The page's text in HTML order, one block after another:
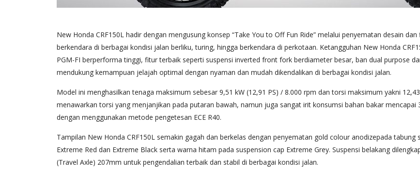
New Honda CRF150L hadir dengan mengusung konsep “Take You to Off Fun Ride” melalui penyematan desain
berkendara di berbagai kondisi jalan berliku, turing, hingga berkendara di perkotaan. Ketangguhan New Honda
PGM-FI berperforma tinggi, fitur terbaik seperti suspensi inverted front fork berdiameter besar, ban dual purpose
mendukung kemampuan jelajah optimal dengan nyaman dan mudah dikendalikan di berbagai kondisi jalan.
Model ini menghasilkan tenaga maksimum sebesar 9,51 kW (12,91 PS) / 8.000 rpm dan torsi maksimum yakni
menawarkan torsi yang menjanjikan pada putaran bawah, namun juga sangat irit konsumsi bahan bakar
dengan menggunakan metode pengetesan ECE R40.
Tampilan New Honda CRF150L semakin gagah dan berkelas dengan penyematan gold colour anodizepada
Extreme Red dan Extreme Black serta warna hitam pada suspension cap Extreme Grey. Suspensi belakang
(Travel Axle) 207mm untuk pengendalian terbaik dan stabil di berbagai kondisi jalan.